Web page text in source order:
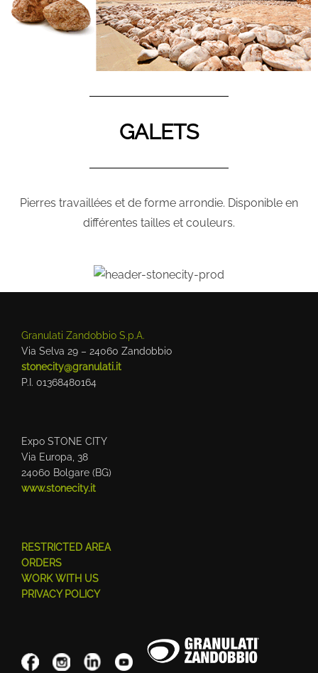
GALETS
Pierres travaillées et de forme arrondie. Disponible en
différentes tailles et couleurs.
Granulati Zandobbio S.p.A.
Via Selva 29 – 24060 Zandobbio
stonecity@granulati.it
P.I. 01368480164
Expo STONE CITY
Via Europa, 38
24060 Bolgare (BG)
www.stonecity.it
RESTRICTED AREA
ORDERS
WORK WITH US
PRIVACY POLICY